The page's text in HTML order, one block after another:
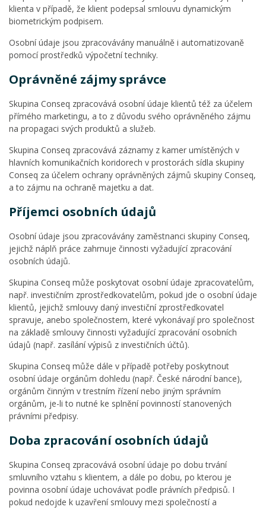
klienta v případě, že klient podepsal smlouvu dynamickým
biometrickým podpisem.
Osobní údaje jsou zpracovávány manuálně i automatizovaně
pomocí prostředků výpočetní techniky.
Oprávněné zájmy správce
Skupina Conseq zpracovává osobní údaje klientů též za účelem
přímého marketingu, a to z důvodu svého oprávněného zájmu
na propagaci svých produktů a služeb.
Skupina Conseq zpracovává záznamy z kamer umístěných v
hlavních komunikačních koridorech v prostorách sídla skupiny
Conseq za účelem ochrany oprávněných zájmů skupiny Conseq,
a to zájmu na ochraně majetku a dat.
Příjemci osobních údajů
Osobní údaje jsou zpracovávány zaměstnanci skupiny Conseq,
jejichž náplň práce zahrnuje činnosti vyžadující zpracování
osobních údajů.
Skupina Conseq může poskytovat osobní údaje zpracovatelům,
např. investičním zprostředkovatelům, pokud jde o osobní údaje
klientů, jejichž smlouvy daný investiční zprostředkovatel
spravuje, anebo společnostem, které vykonávají pro společnost
na základě smlouvy činnosti vyžadující zpracování osobních
údajů (např. zasílání výpisů z investičních účtů).
Skupina Conseq může dále v případě potřeby poskytnout
osobní údaje orgánům dohledu (např. České národní bance),
orgánům činným v trestním řízení nebo jiným správním
orgánům, je-li to nutné ke splnění povinností stanovených
právními předpisy.
Doba zpracování osobních údajů
Skupina Conseq zpracovává osobní údaje po dobu trvání
smluvního vztahu s klientem, a dále po dobu, po kterou je
povinna osobní údaje uchovávat podle právních předpisů. I
pokud nedojde k uzavření smlouvy mezi společností a